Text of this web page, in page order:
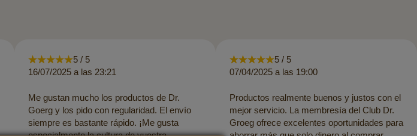
5 / 5
16/07/2025 a las 23:21
Me gustan mucho los productos de Dr.
Goerg y los pido con regularidad. El envío
siempre es bastante rápido. ¡Me gusta
5 / 5
07/04/2025 a las 19:00
Productos realmente buenos y justos con el
mejor servicio. La membresía del Club Dr.
Groeg ofrece excelentes oportunidades para